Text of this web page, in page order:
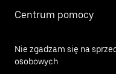
Centrum pomocy
Nie zgadzam się na
osobowych